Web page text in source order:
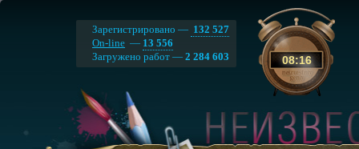
08:16
Зарегистрировано — 132 527
On-line — 13 556
Загружено работ — 2 284 603